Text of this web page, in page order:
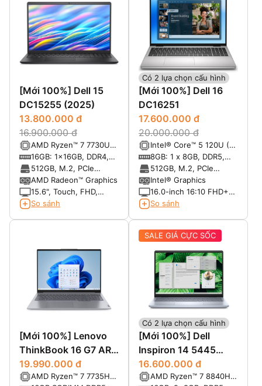
[Mới 100%] Dell 15
DC15255 (2025)
13.800.000 đ
16.900.000 đ
AMD Ryzen™ 7 7730U
8-core with Radeon™
Graphics
16GB: 1x16GB, DDR4,
3200 MT/s
512GB, M.2, PCIe
NVMe, SSD
AMD Radeon™ Graphics
15.6", Touch, FHD,
60Hz, WVA, IPS, Anti-
So sánh
Có 2 lựa chọn cấu hình
[Mới 100%] Dell 16
DC16251
17.600.000 đ
20.000.000 đ
Intel® Core™ 5 120U (10
cores, up to 5.0 GHz)
8GB: 1 x 8GB, DDR5,
5200 MT/s
512GB, M.2, PCIe
NVMe, SSD
Intel® Graphics
16.0-inch 16:10 FHD+
(1920x1200) Touch
ComfortView
So sánh
[Mới 100%] Lenovo
ThinkBook 16 G7 ARP
(9QSA) (AMD Ryzen 7
7735HS, RAM 16GB,
19.990.000 đ
AMD Ryzen™ 7 7735HS
Có 2 lựa chọn cấu hình
SALE GIÁ CỰC SỐC
[Mới 100%] Dell
Inspiron 14 5445
(2024)
16.600.000 đ
AMD Ryzen™ 7 8840HS